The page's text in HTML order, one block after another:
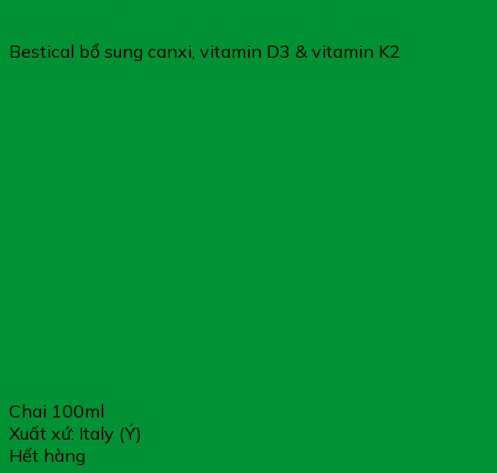
Bestical bổ sung canxi, vitamin D3 & vitamin K2
Chai 100ml
Xuất xứ: Italy (Ý)
Hết hàng